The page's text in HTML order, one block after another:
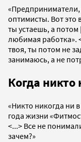
оптимисты. Вот это
ты устаешь, а
любимая работка».
твоя, ты потом не
занимаюсь, а не
Когда никто
«Никто никогда ни
года жизни
<...> Все не
зачем?»